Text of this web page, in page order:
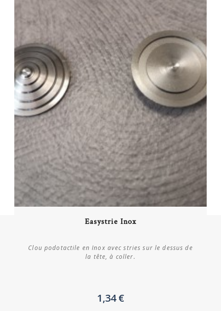
Plus de détails
Easystrie Inox
Clou podotactile en Inox avec stries sur le dessus de
la tête, à coller.
1,34 €